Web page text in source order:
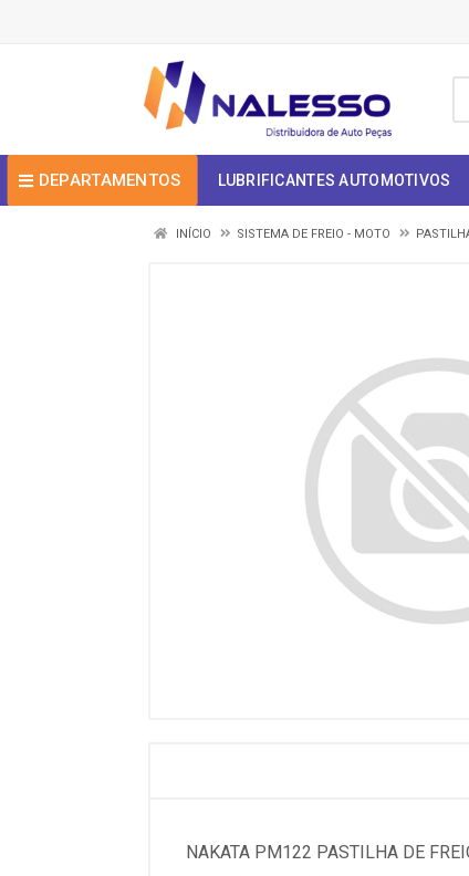
DEPARTAMENTOS LUBRIFICANTES AUTOMOTIVOS
INÍCIO SISTEMA DE FREIO - MOTO
NAKATA PM122 PASTILHA DE